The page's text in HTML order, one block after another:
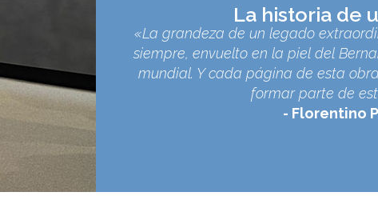
La historia de
«La grandeza de un legado
siempre, envuelto en la piel del
mundial. Y cada página de esta
formar parte de
Florentino